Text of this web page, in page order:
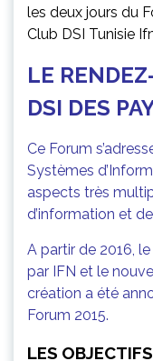
les deux jours du
Club DSI Tunisie
LE
DSI DES
Ce Forum
Systèmes
aspects très
d’information et
A partir de 2016,
par IFN et le
création a été
Forum 2015.
LES